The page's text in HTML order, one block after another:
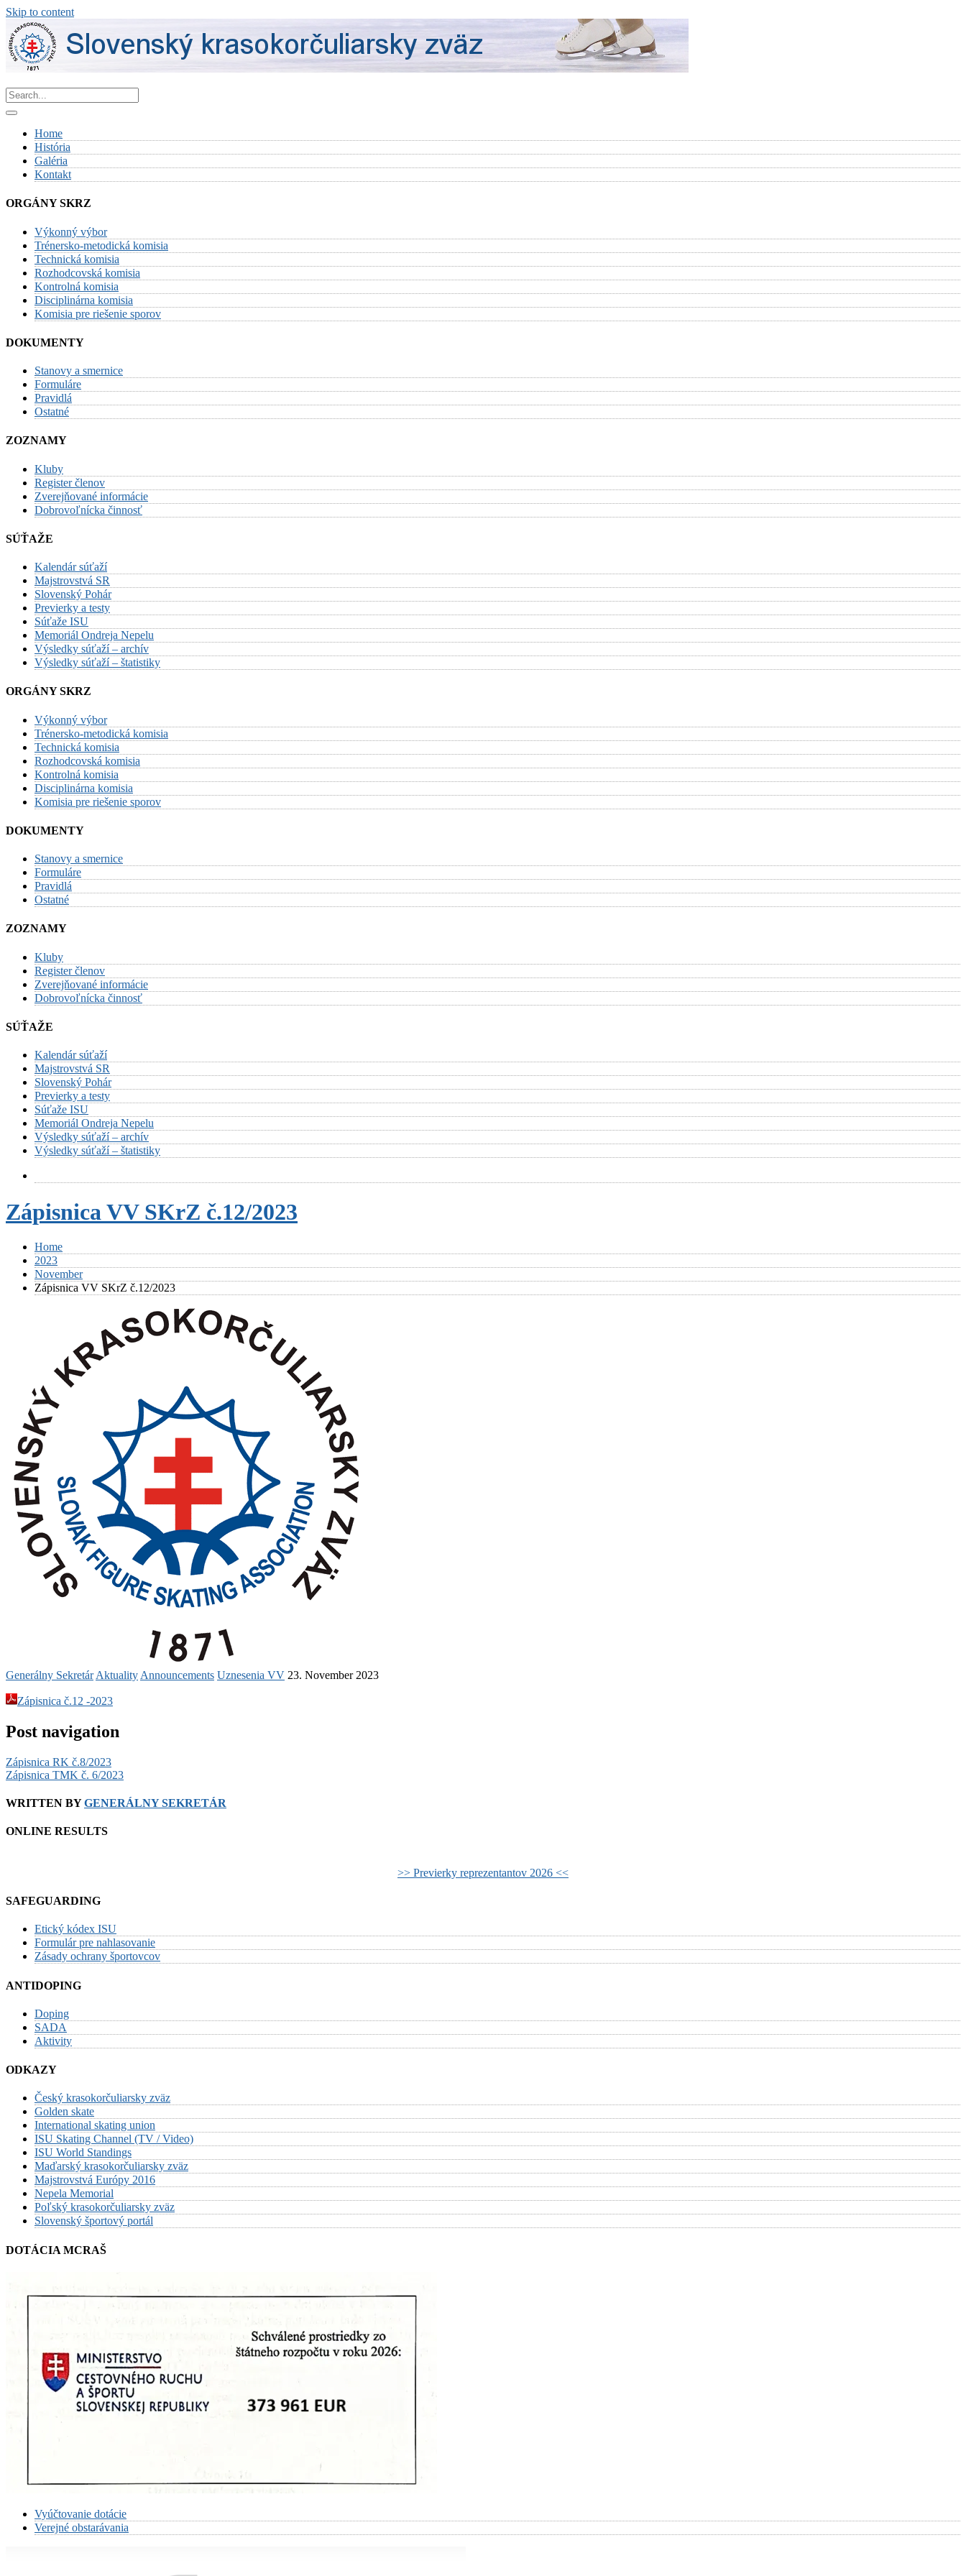
Skip to content
Home
História
Galéria
Kontakt
ORGÁNY SKRZ
Výkonný výbor
Trénersko-metodická komisia
Technická komisia
Rozhodcovská komisia
Kontrolná komisia
Disciplinárna komisia
Komisia pre riešenie sporov
DOKUMENTY
Stanovy a smernice
Formuláre
Pravidlá
Ostatné
ZOZNAMY
Kluby
Register členov
Zverejňované informácie
Dobrovoľnícka činnosť
SÚŤAŽE
Kalendár súťaží
Majstrovstvá SR
Slovenský Pohár
Previerky a testy
Súťaže ISU
Memoriál Ondreja Nepelu
Výsledky súťaží – archív
Výsledky súťaží – štatistiky
ORGÁNY SKRZ
Výkonný výbor
Trénersko-metodická komisia
Technická komisia
Rozhodcovská komisia
Kontrolná komisia
Disciplinárna komisia
Komisia pre riešenie sporov
DOKUMENTY
Stanovy a smernice
Formuláre
Pravidlá
Ostatné
ZOZNAMY
Kluby
Register členov
Zverejňované informácie
Dobrovoľnícka činnosť
SÚŤAŽE
Kalendár súťaží
Majstrovstvá SR
Slovenský Pohár
Previerky a testy
Súťaže ISU
Memoriál Ondreja Nepelu
Výsledky súťaží – archív
Výsledky súťaží – štatistiky
Zápisnica VV SKrZ č.12/2023
Home
2023
November
Zápisnica VV SKrZ č.12/2023
Generálny Sekretár Aktuality Announcements Uznesenia VV 23. November 2023
Zápisnica č.12 -2023
Post navigation
Zápisnica RK č.8/2023
Zápisnica TMK č. 6/2023
WRITTEN BYGENERÁLNY SEKRETÁR
ONLINE RESULTS
>> Previerky reprezentantov 2026 <<
SAFEGUARDING
Etický kódex ISU
Formulár pre nahlasovanie
Zásady ochrany športovcov
ANTIDOPING
Doping
SADA
Aktivity
ODKAZY
Český krasokorčuliarsky zväz
Golden skate
International skating union
ISU Skating Channel (TV / Video)
ISU World Standings
Maďarský krasokorčuliarsky zväz
Majstrovstvá Európy 2016
Nepela Memorial
Poľský krasokorčuliarsky zväz
Slovenský športový portál
DOTÁCIA MCRAŠ
Vyúčtovanie dotácie
Verejné obstarávania